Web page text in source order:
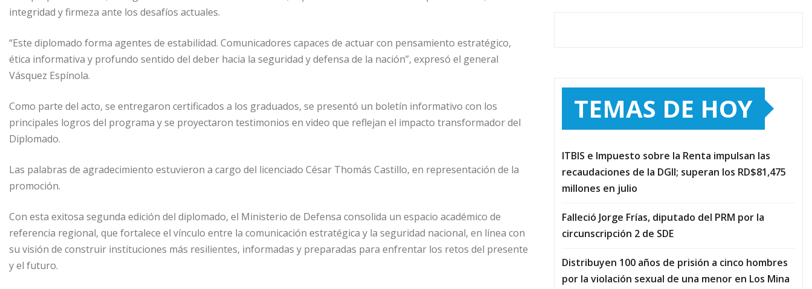
integridad y firmeza ante los desafíos actuales.
“Este diplomado forma agentes de estabilidad. Comunicadores capaces de actuar con pensamiento estratégico,
ética informativa y profundo sentido del deber hacia la seguridad y defensa de la nación”, expresó el general
Vásquez Espínola.
Como parte del acto, se entregaron certificados a los graduados, se presentó un boletín informativo con los
principales logros del programa y se proyectaron testimonios en video que reflejan el impacto transformador del
Diplomado.
Las palabras de agradecimiento estuvieron a cargo del licenciado César Thomás Castillo, en representación de la
promoción.
Con esta exitosa segunda edición del diplomado, el Ministerio de Defensa consolida un espacio académico de
referencia regional, que fortalece el vínculo entre la comunicación estratégica y la seguridad nacional, en línea con
su visión de construir instituciones más resilientes, informadas y preparadas para enfrentar los retos del presente
y el futuro.
TEMAS DE HOY
ITBIS e Impuesto sobre la Renta impulsan las
recaudaciones de la DGII; superan los RD$81,475
millones en julio
Falleció Jorge Frías, diputado del PRM por la
circunscripción 2 de SDE
Distribuyen 100 años de prisión a cinco hombres
por la violación sexual de una menor en Los Mina